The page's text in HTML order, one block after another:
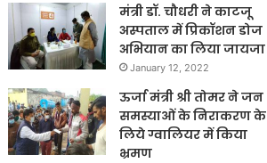
मंत्री डॉ. चौधरी ने काटजू
अस्पताल में प्रिकॉशन डोज
अभियान का लिया जायजा
January 12, 2022
ऊर्जा मंत्री श्री तोमर ने जन
समस्याओं के निराकरण के
लिये ग्वालियर में किया
भ्रमण